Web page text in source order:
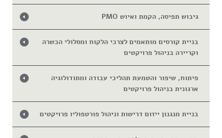
גיבוש תפיסה, הקמת ואיוש PMO
בניית קורסים מותאמים לצרכי הלקוח ומסלולי הכשרה
וקריירה בניהול פרויקטים
פיתוח, שיפור והטמעת תהליכי עבודה ומתודולוגיה
ארגונית בניהול פרויקטים
בניית מנגנון ייזום דרישות וניהול פורטפוליו פרויקטים